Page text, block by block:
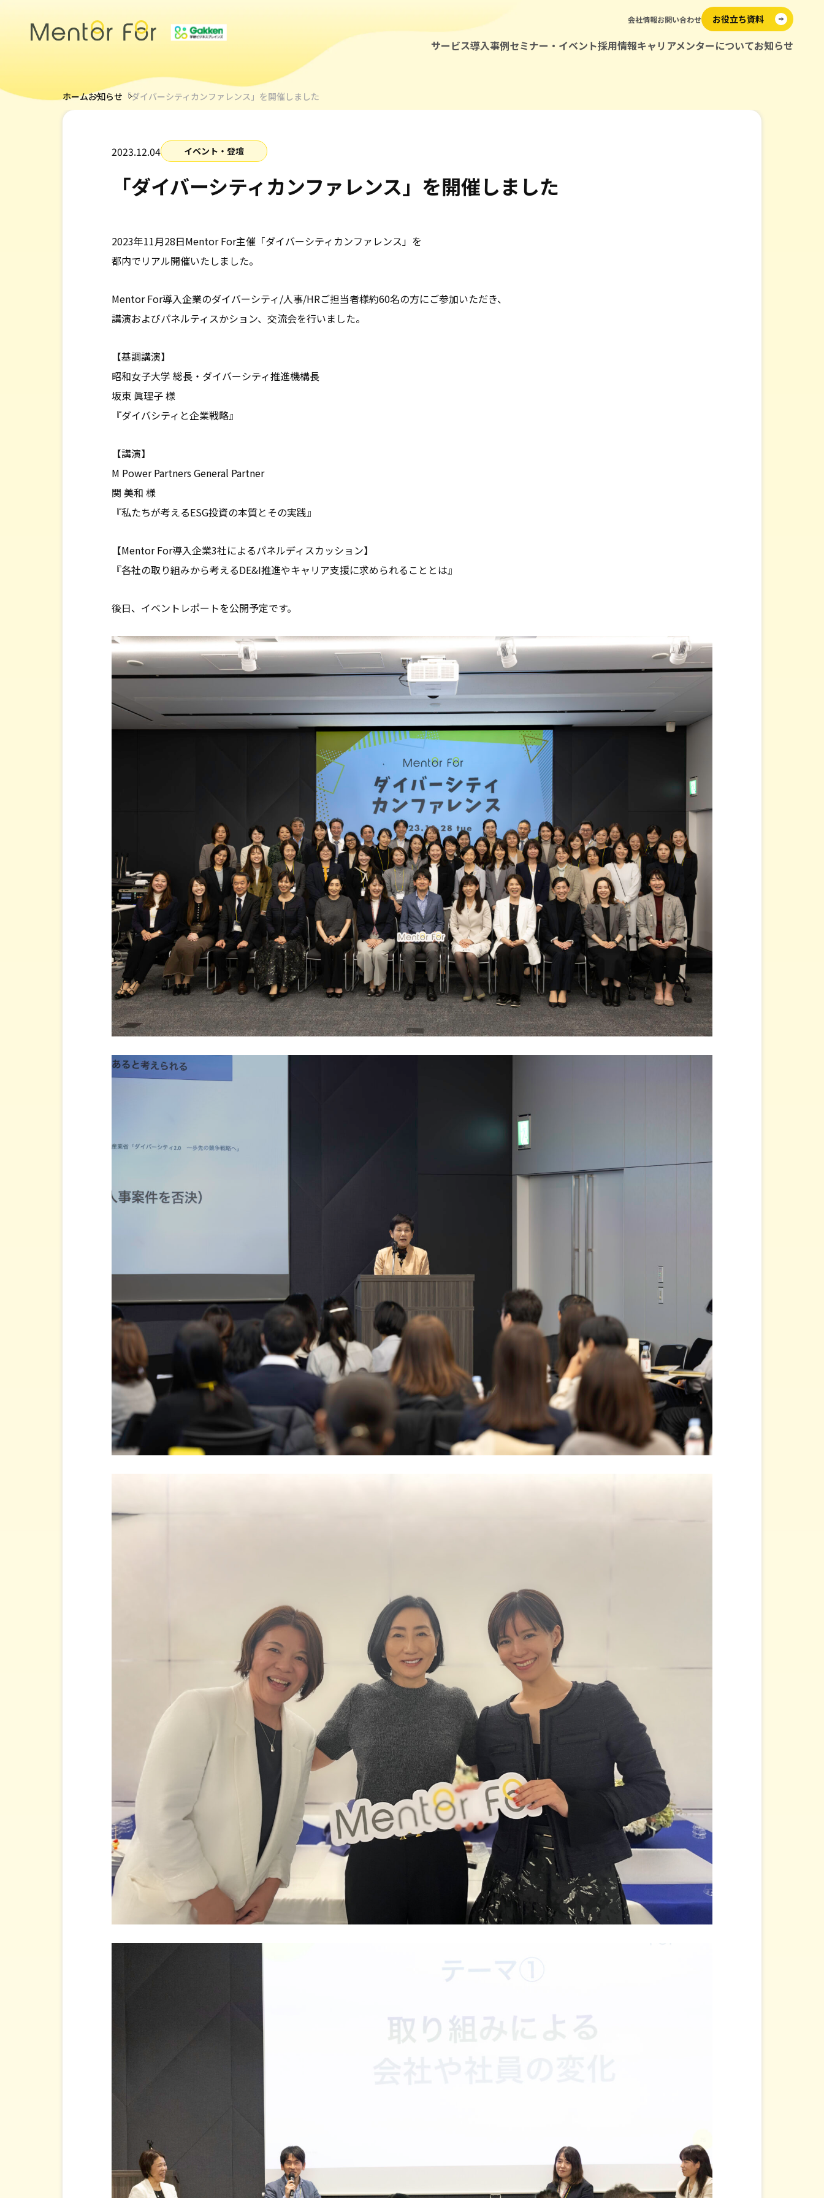
会社情報お問い合わせ お役立ち資料
サービス導入事例セミナー・イベント採用情報キャリアメンターについてお知らせ
キャリアメンターについて
お問い合わせ
ホームお知らせ 「ダイバーシティカンファレンス」を開催しました
2023.12.04 イベント・登壇
「ダイバーシティカンファレンス」を開催しました
2023年11月28日Mentor For主催「ダイバーシティカンファレンス」を
都内でリアル開催いたしました。
Mentor For導入企業のダイバーシティ/人事/HRご担当者様約60名の方にご参加いただき、
講演およびパネルティスかション、交流会を行いました。
【基調講演】
昭和女子大学 総長・ダイバーシティ推進機構長
坂東 眞理子 様
『ダイバシティと企業戦略』
【講演】
M Power Partners General Partner
関 美和 様
『私たちが考えるESG投資の本質とその実践』
【Mentor For導入企業3社によるパネルディスカッション】
『各社の取り組みから考えるDE&I推進やキャリア支援に求められることとは』
後日、イベントレポートを公開予定です。